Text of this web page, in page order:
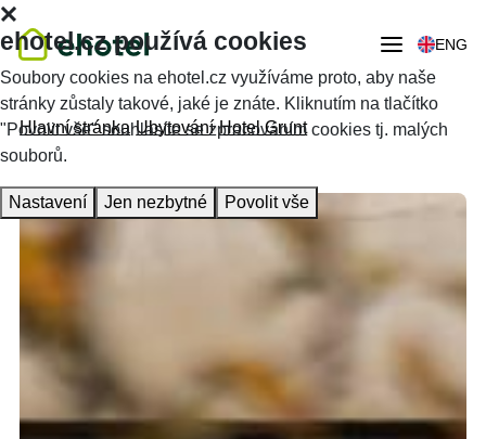
ENG
Hlavní stránka Ubytování Hotel Grunt
ehotel.cz používá cookies
Soubory cookies na ehotel.cz využíváme proto, aby naše
stránky zůstaly takové, jaké je znáte. Kliknutím na tlačítko
"Povolit vše" souhlasíte se zpracováním cookies tj. malých
souborů.
Nastavení Jen nezbytné Povolit vše